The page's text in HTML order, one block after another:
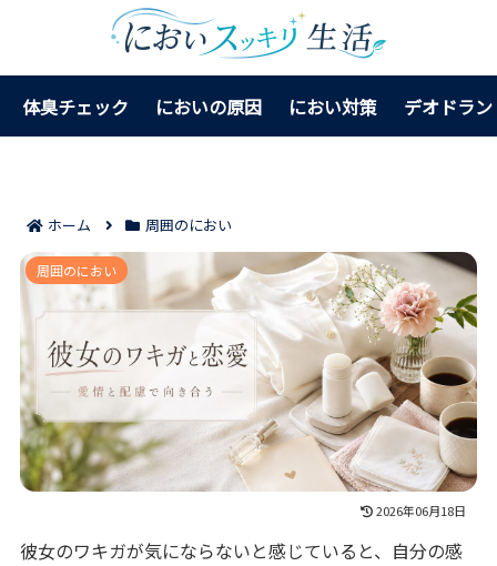
体臭チェック においの原因 におい対策 デオドラ
ホーム 周囲のにおい
彼女のワキガが気にならないと感じるケース7つ｜好き
な気持ちを守りながら向き合える！
周囲のにおい
2026年06月18日
彼女のワキガが気にならないと感じていると、自分の感